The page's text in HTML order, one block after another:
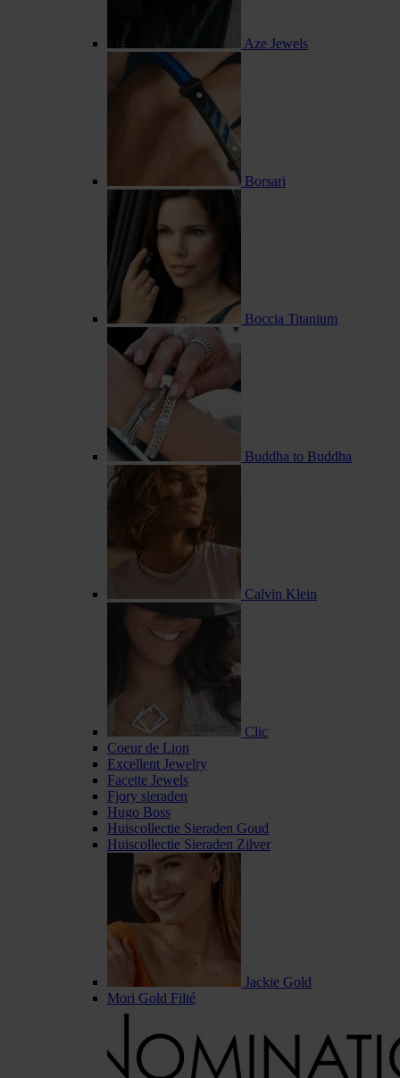
Aze Jewels
Borsari
Boccia Titanium
Buddha to Buddha
Calvin Klein
Clic
Coeur de Lion
Excellent Jewelry
Facette Jewels
Fjory sieraden
Hugo Boss
Huiscollectie Sieraden Goud
Huiscollectie Sieraden Zilver
Jackie Gold
Mori Gold Filté